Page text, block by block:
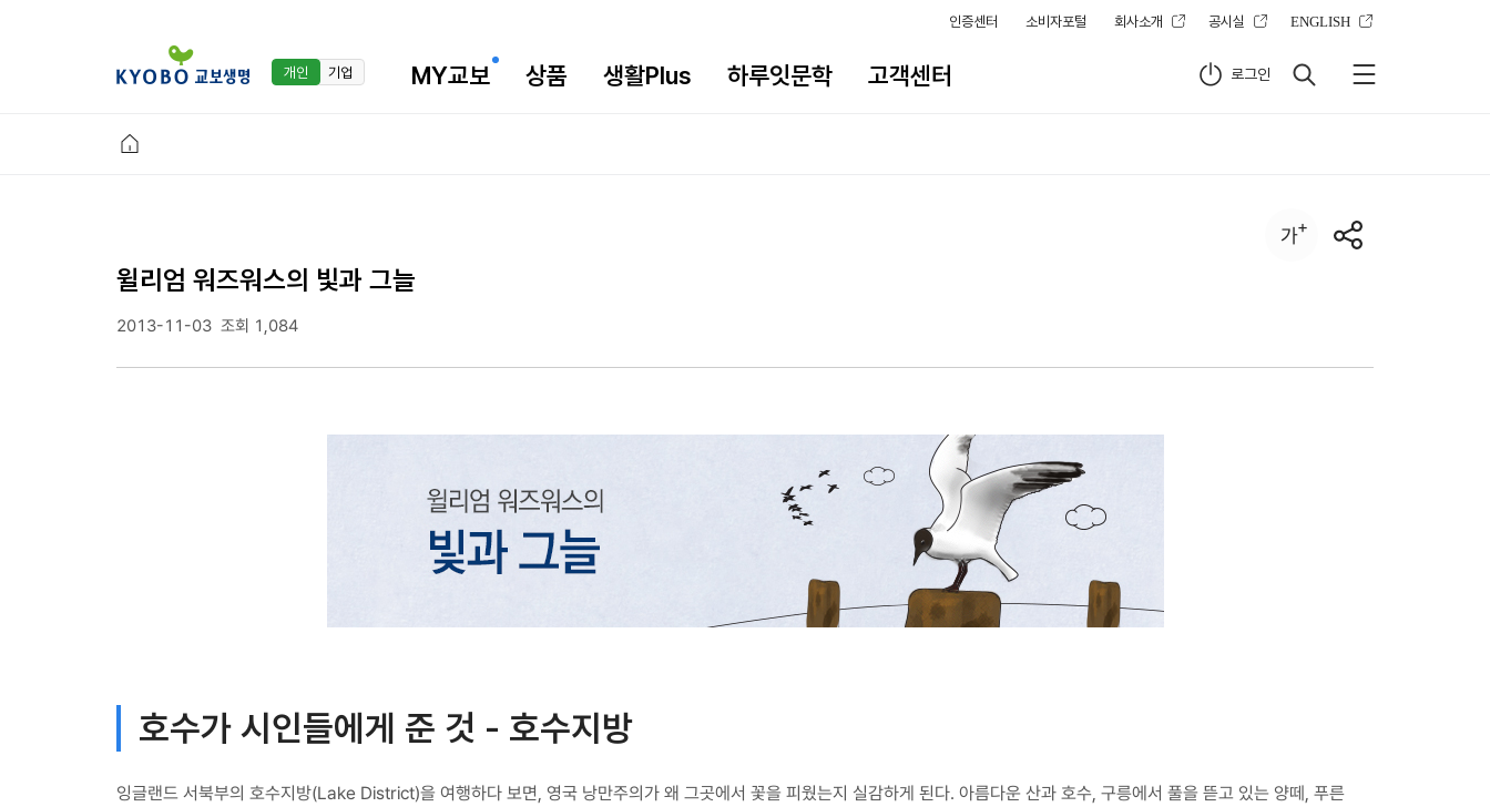
인증센터 소비자포털 회사소개 공시실 ENGLISH
개인 기업 MY교보 상품 생활Plus 하루잇문학 고객센터 로그인
윌리엄 워즈워스의 빛과 그늘
2013-11-03 조회 1,084
호수가 시인들에게 준 것 - 호수지방
잉글랜드 서북부의 호수지방(Lake District)을 여행하다 보면, 영국 낭만주의가 왜 그곳에서 꽃을 피웠는지 실감하게 된다. 아름다운 산과 호수, 구릉에서 풀을 뜯고 있는 양떼, 푸른